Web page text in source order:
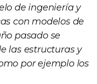
de ingeniería y
con modelos de
pasado se
las estructuras y
por ejemplo los